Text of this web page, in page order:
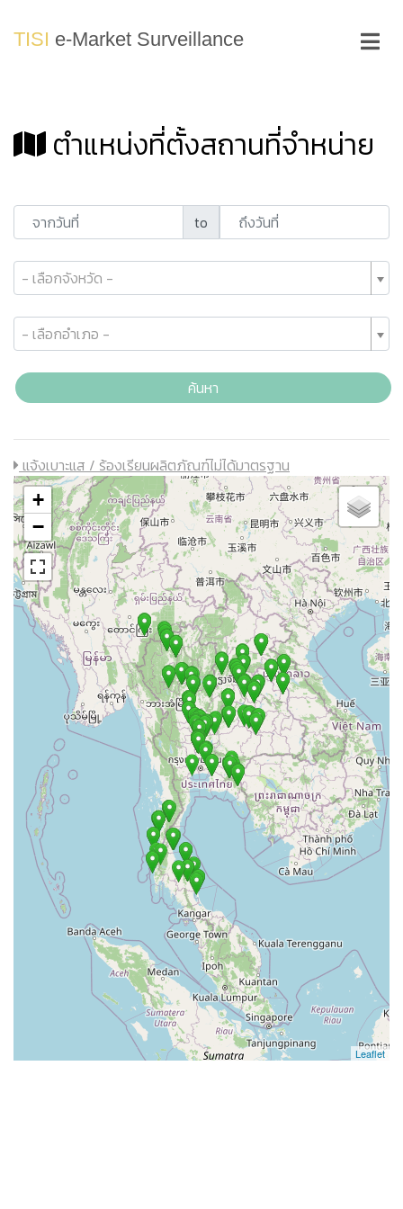
TISI e-Market Surveillance
ตำแหน่งที่ตั้งสถานที่จำหน่าย
to
- เลือกจังหวัด -
- เลือกอำเภอ -
แจ้งเบาะแส / ร้องเรียนผลิตภัณฑ์ไม่ได้มาตรฐาน
+
−
Leaflet